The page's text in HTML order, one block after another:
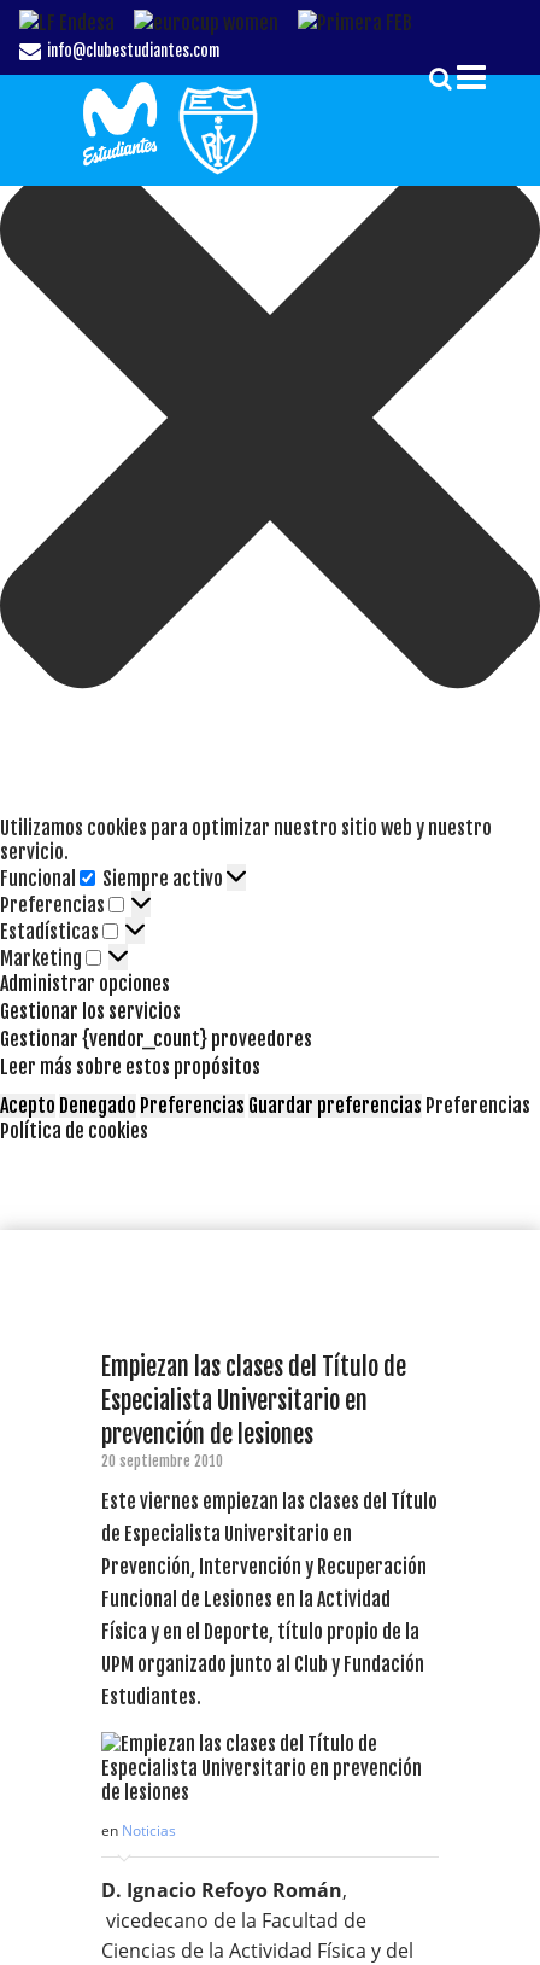
Gestionar el Consentimiento de las Cookies
Utilizamos cookies para optimizar nuestro sitio web y nuestro
servicio.
Funcional
Funcional
Siempre activo
Preferencias
Preferencias
Estadísticas Estadísticas
Marketing Marketing
Administrar opciones
Gestionar los servicios
Gestionar {vendor_count} proveedores
Leer más sobre estos propósitos
Acepto Denegado Preferencias Guardar preferencias Preferencias
Política de cookies
info@clubestudiantes.com
Empiezan las clases del Título de
Especialista Universitario en
prevención de lesiones
20 septiembre 2010
Este viernes empiezan las clases del Título
de Especialista Universitario en
Prevención, Intervención y Recuperación
Funcional de Lesiones en la Actividad
Física y en el Deporte, título propio de la
UPM organizado junto al Club y Fundación
Estudiantes.
en Noticias
D. Ignacio Refoyo Román,
vicedecano de la Facultad de
Ciencias de la Actividad Física y del